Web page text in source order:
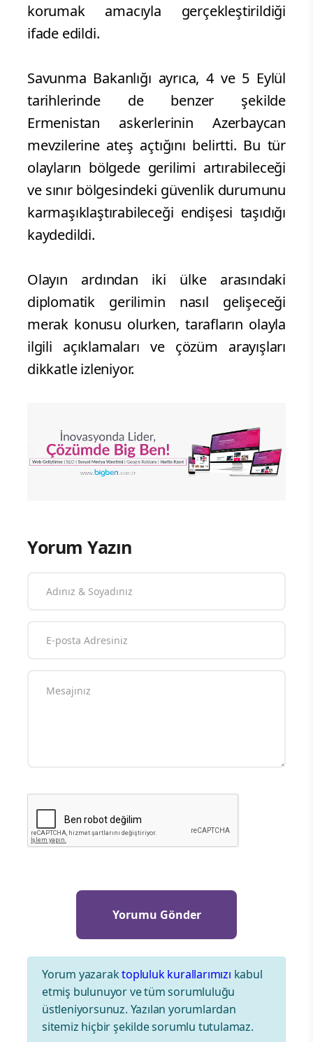
korumak amacıyla gerçekleştirildiği
ifade edildi.
Savunma Bakanlığı ayrıca, 4 ve 5 Eylül
tarihlerinde de benzer şekilde
Ermenistan askerlerinin Azerbaycan
mevzilerine ateş açtığını belirtti. Bu tür
olayların bölgede gerilimi artırabileceği
ve sınır bölgesindeki güvenlik durumunu
karmaşıklaştırabileceği endişesi taşıdığı
kaydedildi.
Olayın ardından iki ülke arasındaki
diplomatik gerilimin nasıl gelişeceği
merak konusu olurken, tarafların olayla
ilgili açıklamaları ve çözüm arayışları
dikkatle izleniyor.
Yorum Yazın
Yorum yazaraktopluluk kurallarımızı kabul
etmiş bulunuyor ve tüm sorumluluğu
üstleniyorsunuz. Yazılan yorumlardan
sitemiz hiçbir şekilde sorumlu tutulamaz.